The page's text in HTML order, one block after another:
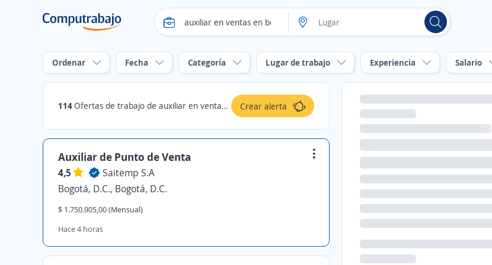
Ordenar Fecha Categoría Lugar de trabajo Experiencia Salario
114Ofertas de trabajo de auxiliar en ventas en bogota dc ciudad Crear alerta
Auxiliar de Punto de Venta
4,5
Saitemp S.A
Bogotá, D.C., Bogotá, D.C.
$ 1.750.905,00 (Mensual)
Hace 4 horas